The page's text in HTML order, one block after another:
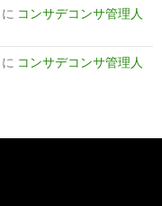
に コンサデコンサ管理人
に コンサデコンサ管理人